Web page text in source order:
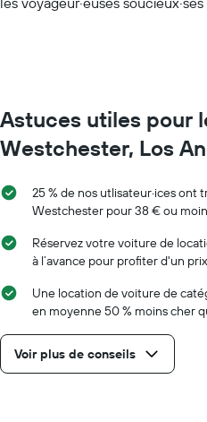
Range:
Astuces utiles pour
Westchester, Los
25 % de nos utlisateur·ices
Westchester pour 38 € ou
Réservez votre voiture de
à l’avance pour profiter d'un
Une location de voiture de
en moyenne 50 % moins cher
Voir plus de conseils